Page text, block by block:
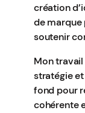
création
de marque
soutenir
Mon
stratégie
fond pour
cohérente